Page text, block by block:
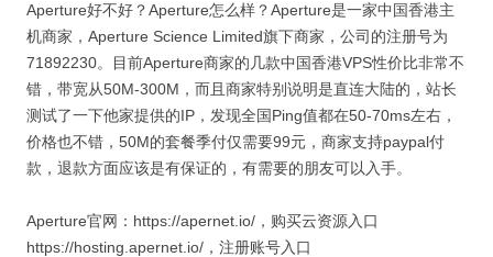
Aperture好不好？Aperture怎么样？Aperture是一家中国香港主
机商家，Aperture Science Limited旗下商家，公司的注册号为
71892230。目前Aperture商家的几款中国香港VPS性价比非常不
错，带宽从50M-300M，而且商家特别说明是直连大陆的，站长
测试了一下他家提供的IP，发现全国Ping值都在50-70ms左右，
价格也不错，50M的套餐季付仅需要99元，商家支持paypal付
款，退款方面应该是有保证的，有需要的朋友可以入手。
Aperture官网：https://apernet.io/，购买云资源入口
https://hosting.apernet.io/，注册账号入口